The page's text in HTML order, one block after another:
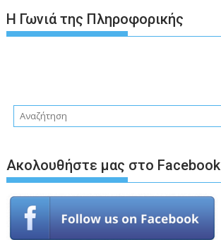
Η Γωνιά της Πληροφορικής
Ακολουθήστε μας στο Facebook